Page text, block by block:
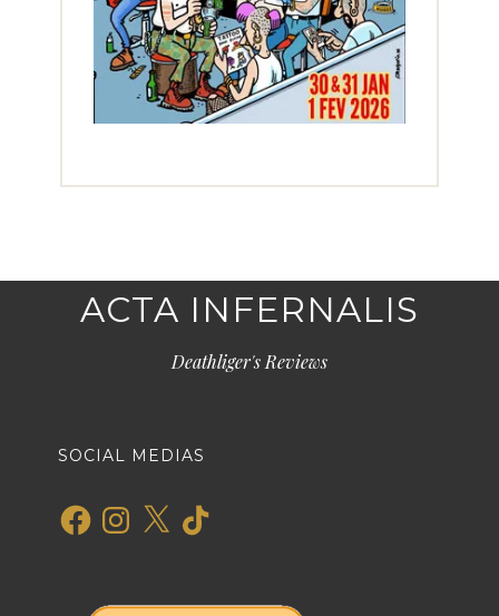
ACTA INFERNALIS
Deathliger's Reviews
SOCIAL MEDIAS
FacebookInstagram
X TikTok